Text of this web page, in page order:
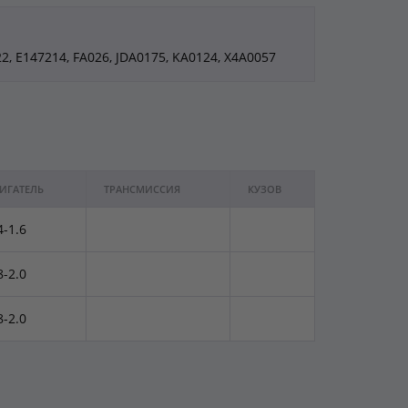
E147214, FA026, JDA0175, KA0124, X4A0057
ТРАНСМИССИЯ КУЗОВ
1.6
2.0
2.0